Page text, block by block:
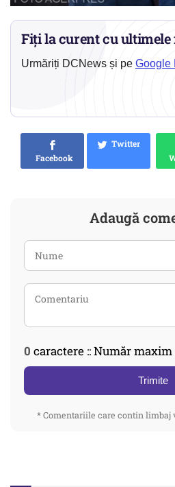
Fiți la curent cu ultimele
Urmăriți DCNews și pe Google
Facebook
Twitter
Adaugă
0 caractere :: Număr maxim
Trimite
* Comentariile care contin limbaj